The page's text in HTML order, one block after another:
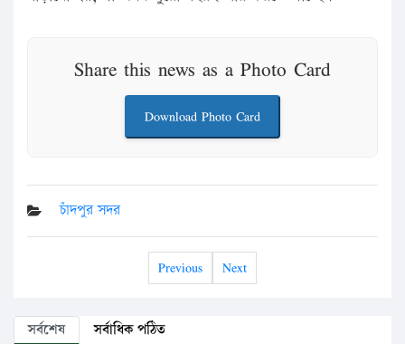
Share this news as a Photo Card
Download Photo Card
চাঁদপুর সদর
Previous Next
সর্বশেষ সর্বাধিক পঠিত